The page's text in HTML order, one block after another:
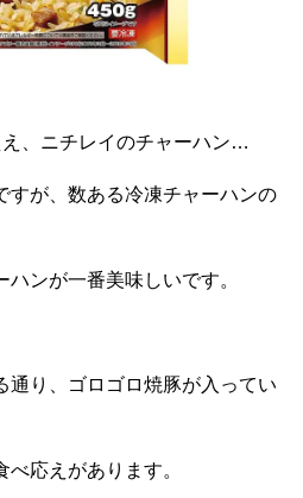
、ニチレイのチャーハン…
すが、数ある冷凍チャーハンの
ンが一番美味しいです。
通り、ゴロゴロ焼豚が入ってい
応えがあります。